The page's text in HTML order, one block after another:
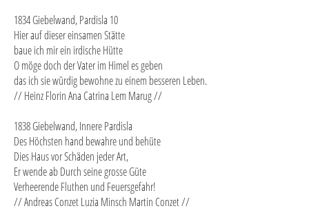
1834 Giebelwand, Pardisla 10
Hier auf dieser einsamen Stätte
baue ich mir ein irdische Hütte
O möge doch der Vater im Himel es geben
das ich sie würdig bewohne zu einem besseren Leben.
// Heinz Florin Ana Catrina Lem Marug //
1838 Giebelwand, Innere Pardisla
Des Höchsten hand bewahre und behüte
Dies Haus vor Schäden jeder Art,
Er wende ab Durch seine grosse Güte
Verheerende Fluthen und Feuersgefahr!
// Andreas Conzet Luzia Minsch Martin Conzet //